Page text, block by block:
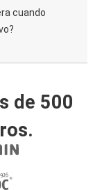
cuando
de 500